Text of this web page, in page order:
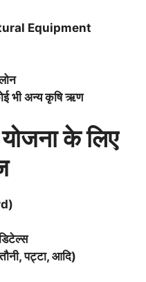
Equipment
भी अन्य कृषि ऋण
के लिए
पट्टा, आदि)